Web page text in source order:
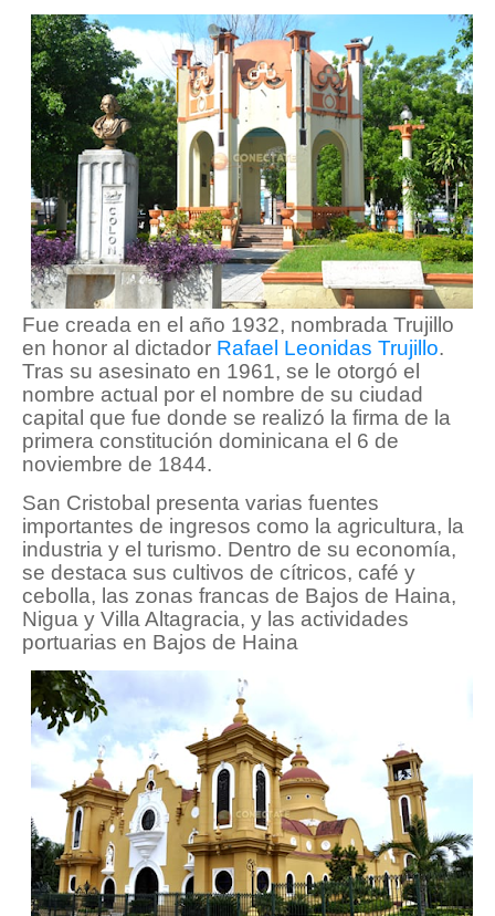
Fue creada en el año 1932, nombrada Trujillo
en honor al dictador Rafael Leonidas Trujillo.
Tras su asesinato en 1961, se le otorgó el
nombre actual por el nombre de su ciudad
capital que fue donde se realizó la firma de la
primera constitución dominicana el 6 de
noviembre de 1844.
San Cristobal presenta varias fuentes
importantes de ingresos como la agricultura, la
industria y el turismo. Dentro de su economía,
se destaca sus cultivos de cítricos, café y
cebolla, las zonas francas de Bajos de Haina,
Nigua y Villa Altagracia, y las actividades
portuarias en Bajos de Haina